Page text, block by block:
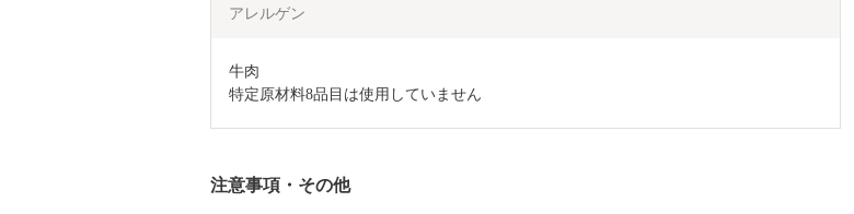
アレルゲン
牛肉
特定原材料8品目は使用していません
注意事項・その他